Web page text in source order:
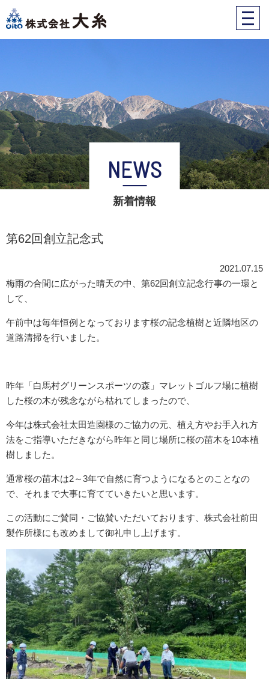
toggle
NEWS
新着情報
第62回創立記念式
2021.07.15
梅雨の合間に広がった晴天の中、第62回創立記念行事の一環と
して、
午前中は毎年恒例となっております桜の記念植樹と近隣地区の
道路清掃を行いました。
昨年「白馬村グリーンスポーツの森」マレットゴルフ場に植樹
した桜の木が残念ながら枯れてしまったので、
今年は株式会社太田造園様のご協力の元、植え方やお手入れ方
法をご指導いただきながら昨年と同じ場所に桜の苗木を10本植
樹しました。
通常桜の苗木は2～3年で自然に育つようになるとのことなの
で、それまで大事に育てていきたいと思います。
この活動にご賛同・ご協賛いただいております、株式会社前田
製作所様にも改めまして御礼申し上げます。